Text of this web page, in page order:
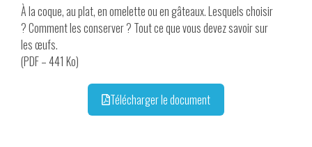
À la coque, au plat, en omelette ou en gâteaux. Lesquels choisir
? Comment les conserver ? Tout ce que vous devez savoir sur
les œufs.
(PDF – 441 Ko)
Télécharger le document